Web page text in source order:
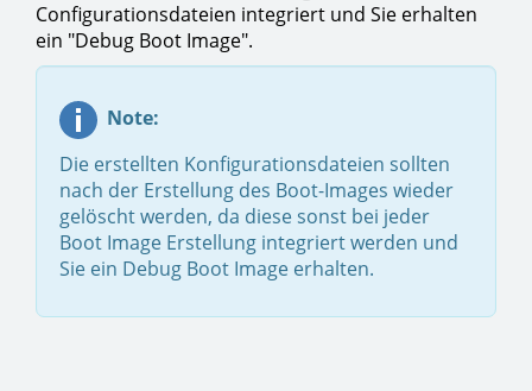
Configurationsdateien integriert und Sie erhalten
ein "Debug Boot Image".
Note:
Die erstellten Konfigurationsdateien sollten
nach der Erstellung des Boot-Images wieder
gelöscht werden, da diese sonst bei jeder
Boot Image Erstellung integriert werden und
Sie ein Debug Boot Image erhalten.